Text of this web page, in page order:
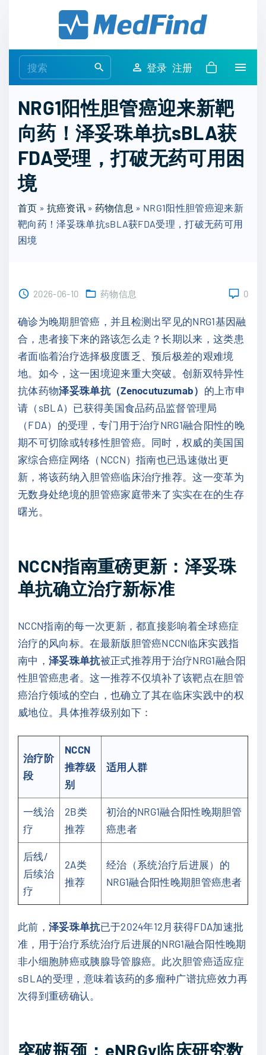
e
r
c
h
f
:
登录 注册
NRG1阳性胆管癌迎来新靶
向药！泽妥珠单抗sBLA获
FDA受理，打破无药可用困
境
首页 » 抗癌资讯» 药物信息 » NRG1阳性胆管癌迎来新
靶向药！泽妥珠单抗sBLA获FDA受理，打破无药可用
困境
2026-06-10 药物信息 0
确诊为晚期胆管癌，并且检测出罕见的NRG1基因融
合，患者接下来的路该怎么走？长期以来，这类患
者面临着治疗选择极度匮乏、预后极差的艰难境
地。如今，这一困境迎来重大突破。创新双特异性
抗体药物泽妥珠单抗（Zenocutuzumab） 的上市申
请（sBLA）已获得美国食品药品监督管理局
（FDA）的受理，专门用于治疗NRG1融合阳性的晚
期不可切除或转移性胆管癌。同时，权威的美国国
家综合癌症网络（NCCN）指南也已迅速做出更
新，将该药纳入胆管癌临床治疗推荐。这一变革为
无数身处绝境的胆管癌家庭带来了实实在在的生存
曙光。
NCCN指南重磅更新：泽妥珠
单抗确立治疗新标准
NCCN指南的每一次更新，都直接影响着全球癌症
治疗的风向标。在最新版胆管癌NCCN临床实践指
南中， 泽妥珠单抗被正式推荐用于治疗NRG1融合阳
性胆管癌患者。这一推荐不仅填补了该靶点在胆管
癌治疗领域的空白，也确立了其在临床实践中的权
威地位。具体推荐级别如下：
治疗阶
段
NCCN
推荐级
别
适用人群
一线治
疗
2B类
推荐
初治的NRG1融合阳性晚期胆管
癌患者
后线/
后续治
疗
2A类
推荐
经治（系统治疗后进展）的
NRG1融合阳性晚期胆管癌患者
此前， 泽妥珠单抗已于2024年12月获得FDA加速批
准，用于治疗系统治疗后进展的NRG1融合阳性晚期
非小细胞肺癌或胰腺导管腺癌。此次胆管癌适应症
sBLA的受理，意味着该药的多瘤种广谱抗癌效力再
次得到重磅确认。
突破瓶颈：eNRGy临床研究数